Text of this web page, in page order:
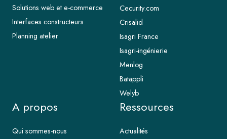
Solutions web et e-commerce
Interfaces constructeurs
Planning atelier
Cecurity.com
Crisalid
Isagri France
Isagri-ingénierie
Menlog
Batappli
Welyb
A propos
Qui sommes-nous
Ressources
Actualités